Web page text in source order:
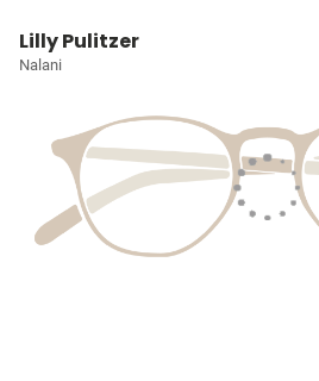
Lilly Pulitzer
Nalani